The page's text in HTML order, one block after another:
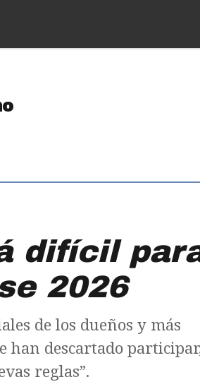
difícil
2026
de los dueños y más
han descartado
reglas”.